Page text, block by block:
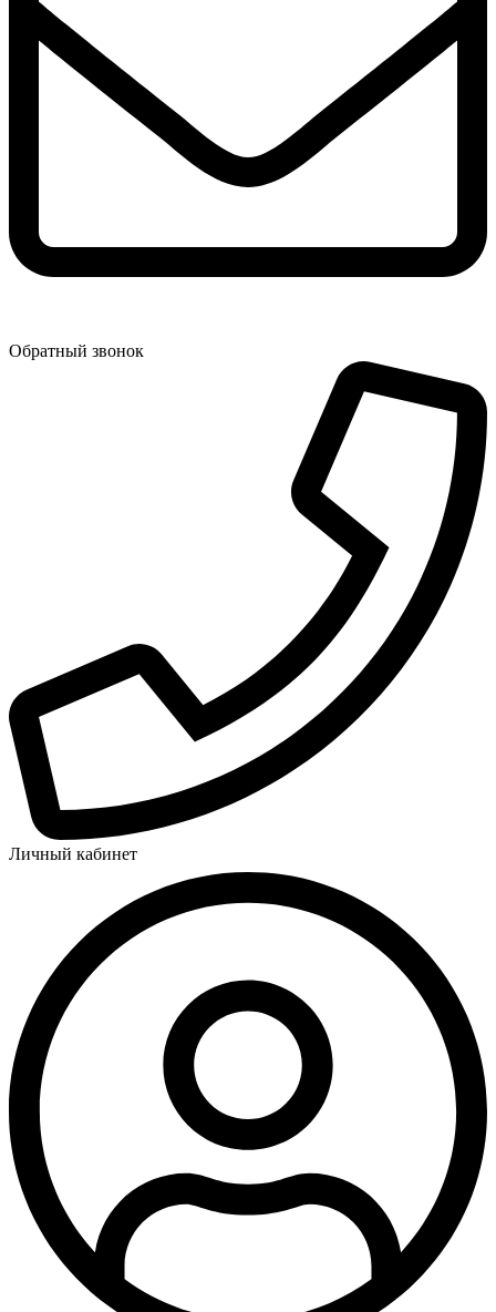
Обратный звонок
Личный кабинет